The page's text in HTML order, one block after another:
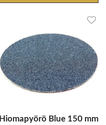
Hiomapyörö Blue 150 mm